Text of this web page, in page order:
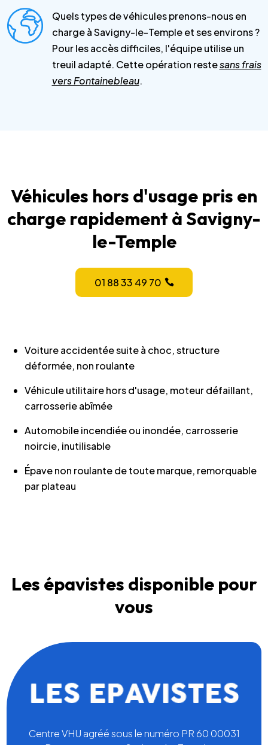
Quels types de véhicules prenons-nous en
charge à Savigny-le-Temple et ses environs ?
Pour les accès difficiles, l'équipe utilise un
treuil adapté. Cette opération restesans frais
vers Fontainebleau.
Véhicules hors d'usage pris en
charge rapidement à Savigny-
le-Temple
01 88 33 49 70
Voiture accidentée suite à choc, structure
déformée, non roulante
Véhicule utilitaire hors d'usage, moteur défaillant,
carrosserie abîmée
Automobile incendiée ou inondée, carrosserie
noircie, inutilisable
Épave non roulante de toute marque, remorquable
par plateau
Les épavistes disponible pour
vous
Centre VHU agréé sous le numéro PR 60 00031